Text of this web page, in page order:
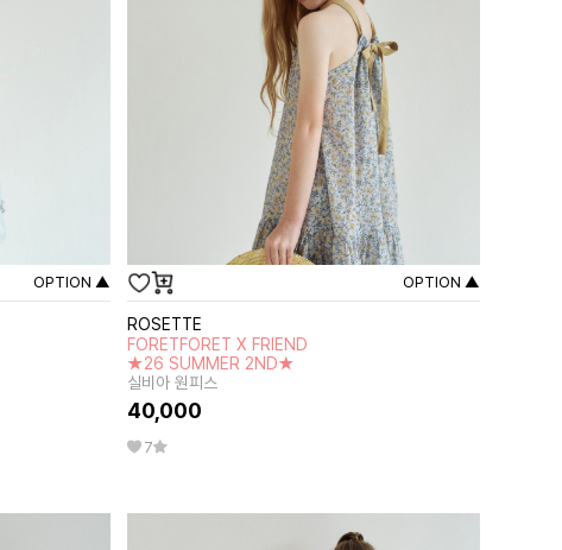
OPTION ▲ OPTION ▲
ROSETTE
FORETFORET X FRIEND
★26 SUMMER 2ND★
실비아 원피스
40,000
7